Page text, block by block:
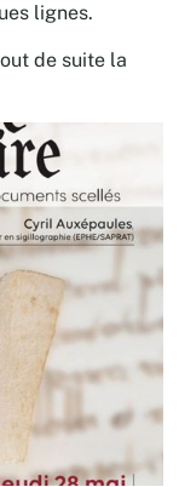
lignes.
de suite la